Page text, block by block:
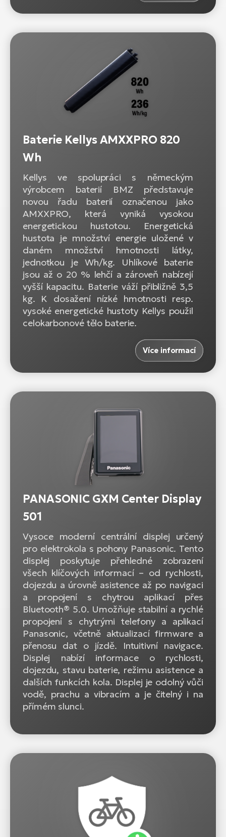
Baterie Kellys AMXXPRO 820
Wh
Kellys ve spolupráci s německým
výrobcem baterií BMZ představuje
novou řadu baterií označenou jako
AMXXPRO, která vyniká vysokou
energetickou hustotou. Energetická
hustota je množství energie uložené v
daném množství hmotnosti látky,
jednotkou je Wh/kg. Uhlíkové baterie
jsou až o 20 % lehčí a zároveň nabízejí
vyšší kapacitu. Baterie váží přibližně 3,5
kg. K dosažení nízké hmotnosti resp.
vysoké energetické hustoty Kellys použil
celokarbonové tělo baterie.
Více informací
PANASONIC GXM Center Display
501
Vysoce moderní centrální displej určený
pro elektrokola s pohony Panasonic. Tento
displej poskytuje přehledné zobrazení
všech klíčových informací – od rychlosti,
dojezdu a úrovně asistence až po navigaci
a propojení s chytrou aplikací přes
Bluetooth® 5.0. Umožňuje stabilní a rychlé
propojení s chytrými telefony a aplikací
Panasonic, včetně aktualizací firmware a
přenosu dat o jízdě. Intuitivní navigace.
Displej nabízí informace o rychlosti,
dojezdu, stavu baterie, režimu asistence a
dalších funkcích kola. Displej je odolný vůči
vodě, prachu a vibracím a je čitelný i na
přímém slunci.